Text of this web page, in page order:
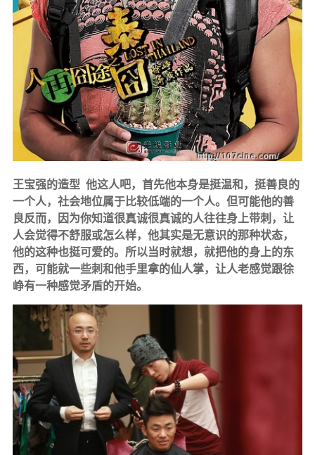
王宝强的造型 他这人吧，首先他本身是挺温和，挺善良的
一个人，社会地位属于比较低端的一个人。但可能他的善
良反而，因为你知道很真诚很真诚的人往往身上带刺，让
人会觉得不舒服或怎么样，他其实是无意识的那种状态，
他的这种也挺可爱的。所以当时就想，就把他的身上的东
西，可能就一些刺和他手里拿的仙人掌，让人老感觉跟徐
峥有一种感觉矛盾的开始。